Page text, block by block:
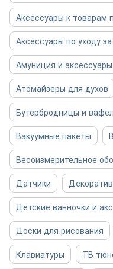
Аксессуары к товарам
Аксессуары по уходу
Амуниция и
Атомайзеры для духов
Бутербродницы и
Вакуумные пакеты
Весоизмерительное
Датчики
Детские ванночки и
Доски для рисования
Клавиатуры
ТВ